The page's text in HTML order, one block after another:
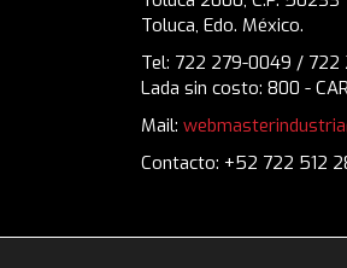
Toluca, Edo. México.
Tel: 722 279-0049 /
Lada sin costo: 800 -
Mail:
Contacto: +52 722 512